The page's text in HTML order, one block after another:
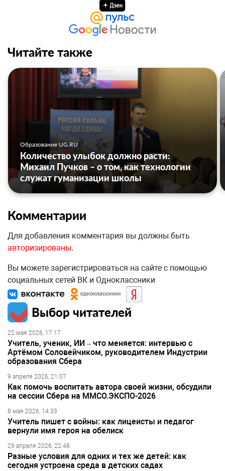
Читайте также
Образование UG.RU
Количество улыбок должно расти:
Михаил Пучков – о том, как технологии
служат гуманизации школы
Комментарии
Для добавления комментария вы должны быть
авторизированы.
Вы можете зарегистрироваться на сайте с помощью
социальных сетей ВК и Одноклассники
Выбор читателей
22 мая 2026, 17:17
Учитель, ученик, ИИ – что меняется: интервью с
Артёмом Соловейчиком, руководителем Индустрии
образования Сбера
9 апреля 2026, 21:07
Как помочь воспитать автора своей жизни, обсудили
на сессии Сбера на ММСО.ЭКСПО-2026
8 мая 2026, 14:33
Учитель пишет с войны: как лицеисты и педагог
вернули имя героя на обелиск
29 апреля 2026, 22:48
Разные условия для одних и тех же детей: как
сегодня устроена среда в детских садах